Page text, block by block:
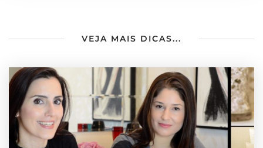
VEJA MAIS DICAS...